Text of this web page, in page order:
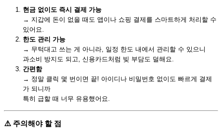
현금 없이도 즉시 결제 가능
→ 지갑에 돈이 없을 때도 앱이나 쇼핑 결제를 스마트하게 처리할 수
있어요.
한도 관리 가능
→ 무턱대고 쓰는 게 아니라, 일정 한도 내에서 관리할 수 있으니
과소비 방지도 되고, 신용카드처럼 빚 부담도 덜해요.
간편함
→ 정말 클릭 몇 번이면 끝! 아이디나 비밀번호 없이도 빠르게 결제
가 되니까
특히 급할 때 너무 유용했어요.
⚠️ 주의해야 할 점